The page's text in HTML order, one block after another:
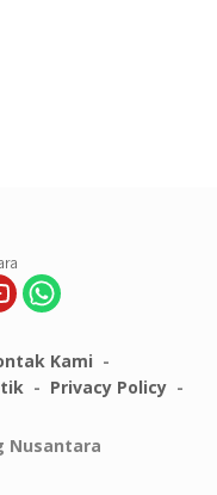
Kami
Privacy Policy
Nusantara